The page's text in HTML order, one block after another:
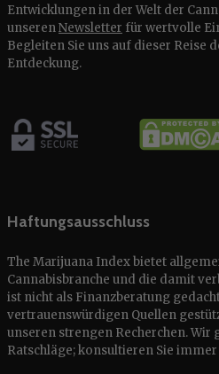
Entwicklungen in der Welt der
unserenNewsletter für wertvolle
Begleiten Sie uns auf dieser Reise
Entdeckung.
Haftungsausschluss
The Marijuana Index bietet
Cannabisbranche und die damit
ist nicht als Finanzberatung
vertrauenswürdigen Quellen
unseren strengen Recherchen. Wir
Ratschläge; konsultieren Sie